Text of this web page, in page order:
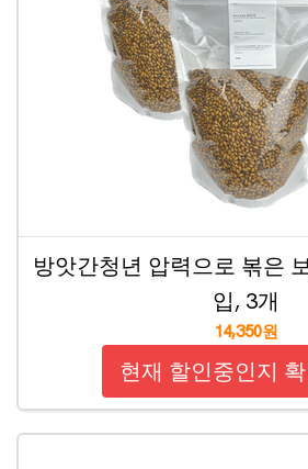
방앗간청년 압력으로 볶은
입, 3개
14,350원
현재 할인중인지